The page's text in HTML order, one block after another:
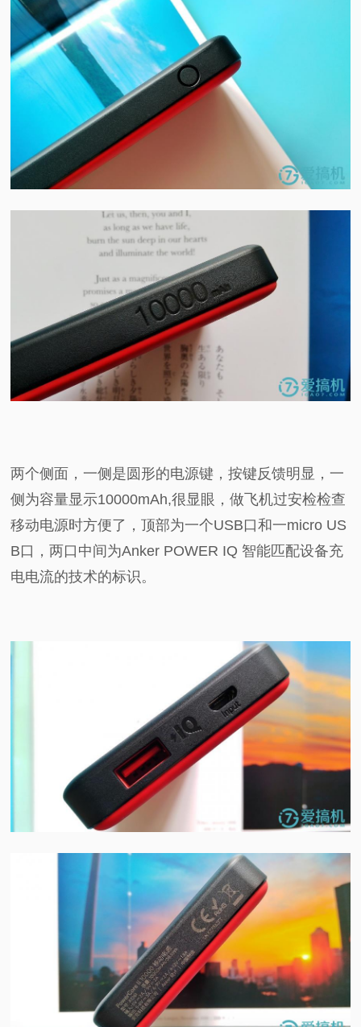
两个侧面，一侧是圆形的电源键，按键反馈明显，一
侧为容量显示10000mAh,很显眼，做飞机过安检检查
移动电源时方便了，顶部为一个USB口和一micro US
B口，两口中间为Anker POWER IQ 智能匹配设备充
电电流的技术的标识。